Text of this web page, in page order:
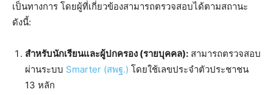
เป็นทางการ โดยผู้ที่เกี่ยวข้องสามารถตรวจสอบได้ตามสถานะ
ดังนี้:
สำหรับนักเรียนและผู้ปกครอง (รายบุคคล): สามารถตรวจสอบ
ผ่านระบบ Smarter (สพฐ.) โดยใช้เลขประจำตัวประชาชน
13 หลัก